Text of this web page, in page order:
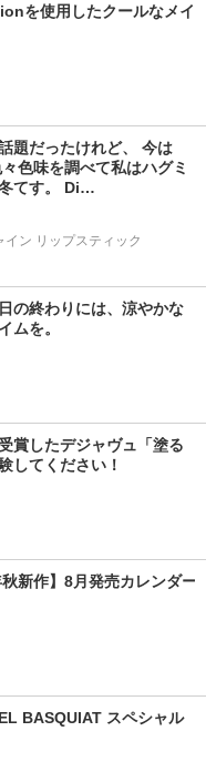
を使用したクールなメイ
題だったけれど、 今は
色味を調べて私はハグミ
てす。 Di…
ン リップスティック
の終わりには、涼やかな
ムを。
賞したデジャヴュ「塗る
してください！
新作】8月発売カレンダー
BASQUIAT スペシャル